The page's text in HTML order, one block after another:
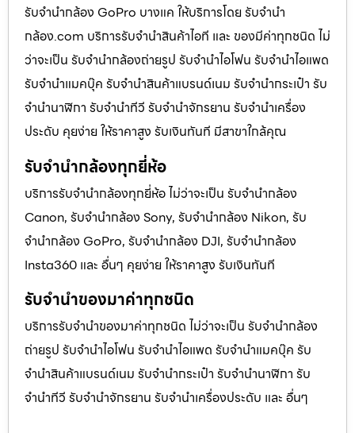
รับจำนำกล้อง GoPro บางแค ให้บริการโดย รับจํานํา
กล้อง.com บริการรับจํานําสินค้าไอที และ ของมีค่าทุกชนิด ไม่
ว่าจะเป็น รับจํานํากล้องถ่ายรูป รับจํานําไอโฟน รับจํานําไอแพด
รับจํานําแมคบุ๊ค รับจํานําสินค้าแบรนด์เนม รับจํานํากระเป๋า รับ
จํานํานาฬิกา รับจํานําทีวี รับจํานําจักรยาน รับจํานําเครื่อง
ประดับ คุยง่าย ให้ราคาสูง รับเงินทันที มีสาขาใกล้คุณ
รับจำนำกล้องทุกยี่ห้อ
บริการรับจำนำกล้องทุกยี่ห้อ ไม่ว่าจะเป็น รับจำนำกล้อง
Canon, รับจำนำกล้อง Sony, รับจำนำกล้อง Nikon, รับ
จำนำกล้อง GoPro, รับจำนำกล้อง DJI, รับจำนำกล้อง
Insta360 และ อื่นๆ คุยง่าย ให้ราคาสูง รับเงินทันที
รับจำนำของมาค่าทุกชนิด
บริการรับจำนำของมาค่าทุกชนิด ไม่ว่าจะเป็น รับจํานํากล้อง
ถ่ายรูป รับจํานําไอโฟน รับจํานําไอแพด รับจํานําแมคบุ๊ค รับ
จํานําสินค้าแบรนด์เนม รับจํานํากระเป๋า รับจํานํานาฬิกา รับ
จํานําทีวี รับจํานําจักรยาน รับจํานําเครื่องประดับ และ อื่นๆ